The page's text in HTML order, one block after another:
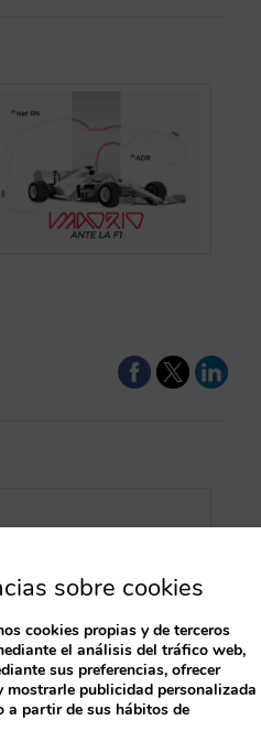
sobre cookies
cookies propias y de terceros
el análisis del tráfico web,
sus preferencias, ofrecer
mostrarle publicidad personalizada
a partir de sus hábitos de